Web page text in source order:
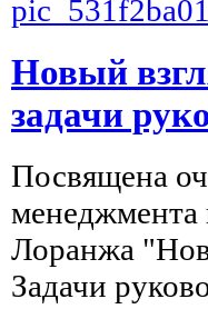
Новый
задачи
Посвящена
менеджмента
Лоранжа
Задачи